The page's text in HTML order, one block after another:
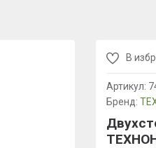
В
Артикул:
Бренд: